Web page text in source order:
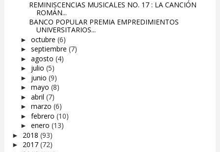
REMINISCENCIAS MUSICALES NO. 17 : LA CANCIÓN
ROMÁN...
BANCO POPULAR PREMIA EMPREDIMIENTOS
UNIVERSITARIOS...
► octubre (6)
► septiembre (7)
► agosto (4)
► julio (5)
► junio (9)
► mayo (8)
► abril (7)
► marzo (6)
► febrero (10)
► enero (13)
► 2018 (93)
► 2017 (72)